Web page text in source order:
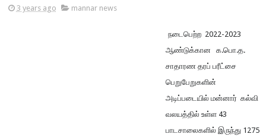
3 years ago mannar news
நடைபெற்ற 2022-2023
ஆண்டுக்கான க.பொ.த.
சாதாரண தரப் பரீட்சை
பெறுபேறுகளின்
அடிப்படையில் மன்னார் கல்வி
வலயத்தில் உள்ள 43
பாடசாலைகளில் இருந்து 1275